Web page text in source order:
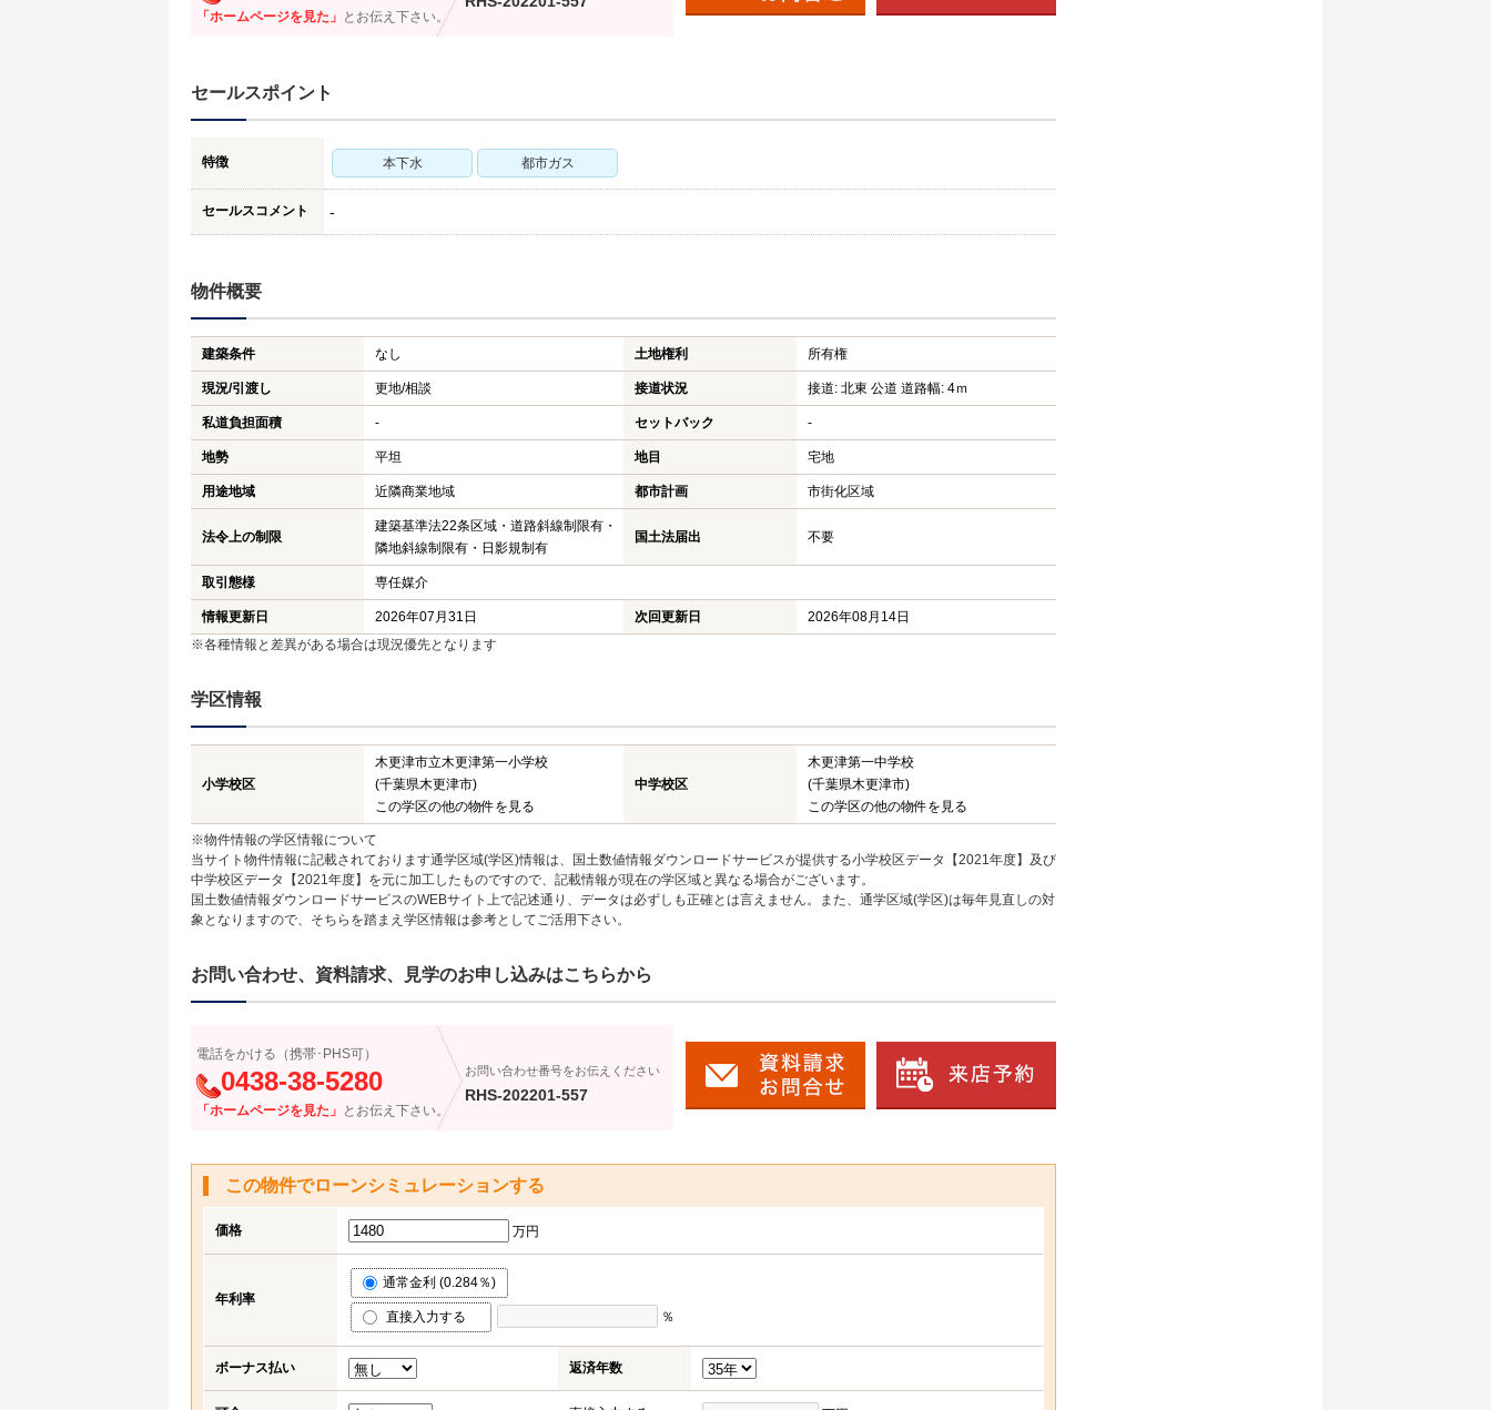
「ホームページを見た」 とお伝え下さい。
セールスポイント
特徴 本下水 都市ガス
セールスコメント -
物件概要
建築条件 なし 土地権利 所有権
現況/引渡し 更地/相談 接道状況 接道: 北東 公道 道路幅: 4ｍ
私道負担面積 - セットバック -
地勢 平坦 地目 宅地
用途地域 近隣商業地域 都市計画 市街化区域
法令上の制限
建築基準法22条区域・道路斜線制限有・
隣地斜線制限有・日影規制有
国土法届出 不要
取引態様 専任媒介
情報更新日 2026年07月31日 次回更新日
2026年08月14日
※各種情報と差異がある場合は現況優先となります
学区情報
小学校区
木更津市立木更津第一小学校
(千葉県木更津市)
この学区の他の物件を見る
中学校区
木更津第一中学校
(千葉県木更津市)
この学区の他の物件を見る
※物件情報の学区情報について
当サイト物件情報に記載されております通学区域(学区)情報は、国土数値情報ダウンロードサービスが提供する小学校区データ【2021年度】及び
中学校区データ【2021年度】を元に加工したものですので、記載情報が現在の学区域と異なる場合がございます。
国土数値情報ダウンロードサービスのWEBサイト上で記述通り、データは必ずしも正確とは言えません。また、通学区域(学区)は毎年見直しの対
象となりますので、そちらを踏まえ学区情報は参考としてご活用下さい。
お問い合わせ、資料請求、見学のお申し込みはこちらから
電話をかける（携帯･PHS可）
0438-38-5280
「ホームページを見た」 とお伝え下さい。
お問い合わせ番号をお伝えください
RHS-202201-557
この物件でローンシミュレーションする
価格 万円
年利率
通常金利 (0.284％)
直接入力する ％
ボーナス払い 返済年数